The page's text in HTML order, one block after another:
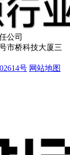
公司
市桥科技大厦三
号 网站地图